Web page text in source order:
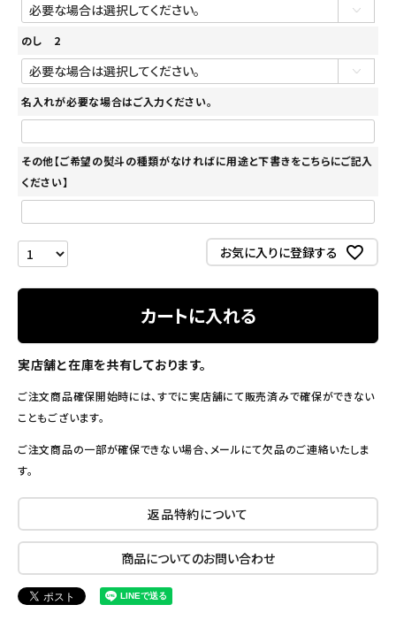
のし 2
名入れが必要な場合はご入力ください。
その他【ご希望の熨斗の種類がなければに用途と下書きをこちらにご記入
ください】
お気に入りに登録する
カートに入れる
実店舗と在庫を共有しております。
ご注文商品確保開始時には、すでに実店舗にて販売済みで確保ができない
こともございます。
ご注文商品の一部が確保できない場合、メールにて欠品のご連絡いたしま
す。
返品特約について
商品についてのお問い合わせ